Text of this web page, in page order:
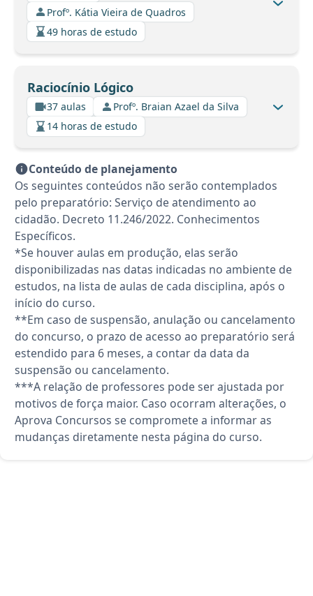
Profº. Kátia Vieira de Quadros
49 horas de estudo
Raciocínio Lógico
37 aulas
Profº. Braian Azael da Silva
14 horas de estudo
Conteúdo de planejamento
Os seguintes conteúdos não serão contemplados
pelo preparatório: Serviço de atendimento ao
cidadão. Decreto 11.246/2022. Conhecimentos
Específicos.
*Se houver aulas em produção, elas serão
disponibilizadas nas datas indicadas no ambiente de
estudos, na lista de aulas de cada disciplina, após o
início do curso.
**Em caso de suspensão, anulação ou cancelamento
do concurso, o prazo de acesso ao preparatório será
estendido para 6 meses, a contar da data da
suspensão ou cancelamento.
***A relação de professores pode ser ajustada por
motivos de força maior. Caso ocorram alterações, o
Aprova Concursos se compromete a informar as
mudanças diretamente nesta página do curso.